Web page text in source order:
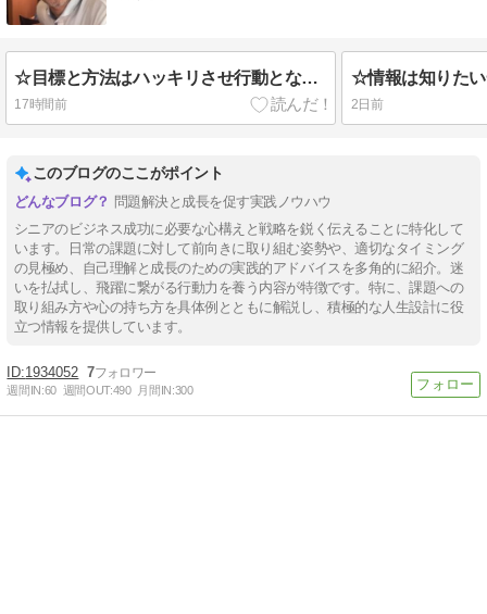
☆目標と方法はハッキリさせ行動となる、「いいな」で動き始める、つまり行動Doが中心のPlan・Do・Seeでうまくいく！！
17時間前 2日前
このブログのここがポイント
問題解決と成長を促す実践ノウハウ
シニアのビジネス成功に必要な心構えと戦略を鋭く伝えることに特化して
います。日常の課題に対して前向きに取り組む姿勢や、適切なタイミング
の見極め、自己理解と成長のための実践的アドバイスを多角的に紹介。迷
いを払拭し、飛躍に繋がる行動力を養う内容が特徴です。特に、課題への
取り組み方や心の持ち方を具体例とともに解説し、積極的な人生設計に役
立つ情報を提供しています。
1934052 7
週間IN:60 週間OUT:490 月間IN:300